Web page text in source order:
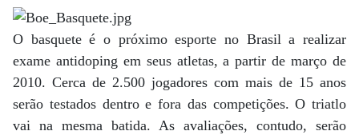
O basquete é o próximo esporte no Brasil a realizar
exame antidoping em seus atletas, a partir de março de
2010. Cerca de 2.500 jogadores com mais de 15 anos
serão testados dentro e fora das competições. O triatlo
vai na mesma batida. As avaliações, contudo, serão